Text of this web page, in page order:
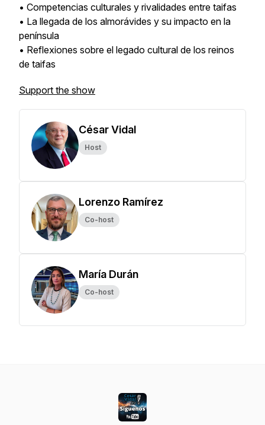
• Competencias culturales y rivalidades entre taifas
• La llegada de los almorávides y su impacto en la
península
• Reflexiones sobre el legado cultural de los reinos
de taifas
Support the show
César Vidal
Host
Lorenzo Ramírez
Co-host
María Durán
Co-host